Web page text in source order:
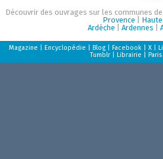
Découvrir des ouvrages sur les communes
Provence
Ardèche |Ardennes |
Magazine |Encyclopédie |Blog |Facebook |X |
Tumblr |Librairie |